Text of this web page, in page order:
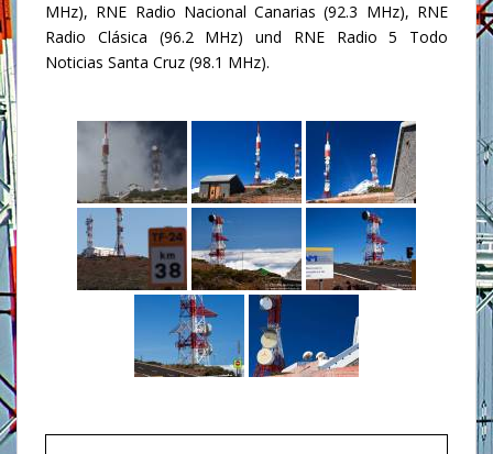
MHz), RNE Radio Nacional Canarias (92.3 MHz), RNE
Radio Clásica (96.2 MHz) und RNE Radio 5 Todo
Noticias Santa Cruz (98.1 MHz).